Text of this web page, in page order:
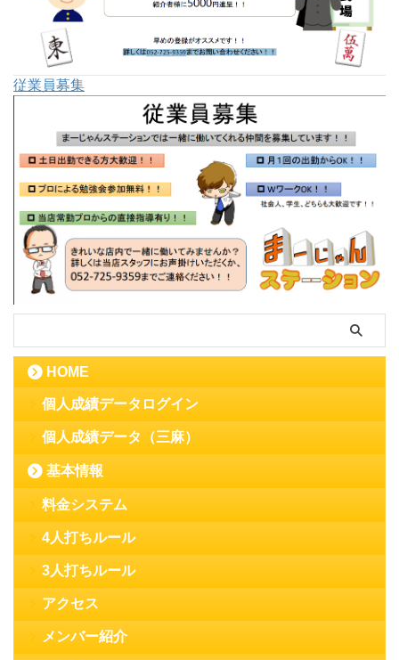
従業員募集
HOME
個人成績データログイン
個人成績データ（三麻）
基本情報
料金システム
4人打ちルール
3人打ちルール
アクセス
メンバー紹介